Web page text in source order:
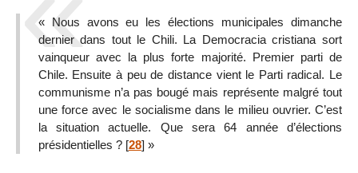
« Nous avons eu les élections municipales dimanche
dernier dans tout le Chili. La Democracia cristiana sort
vainqueur avec la plus forte majorité. Premier parti de
Chile. Ensuite à peu de distance vient le Parti radical. Le
communisme n’a pas bougé mais représente malgré tout
une force avec le socialisme dans le milieu ouvrier. C’est
la situation actuelle. Que sera 64 année d’élections
présidentielles ?[28] »